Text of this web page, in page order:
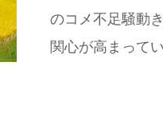
のコメ不足騒動
関心が高まって